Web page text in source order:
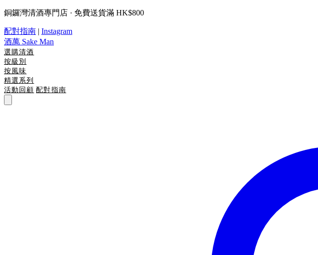
銅鑼灣清酒專門店 · 免費送貨滿 HK$800
配對指南 | Instagram
酒萬 Sake Man
選購清酒
按級別
按風味
精選系列
活動回顧 配對指南